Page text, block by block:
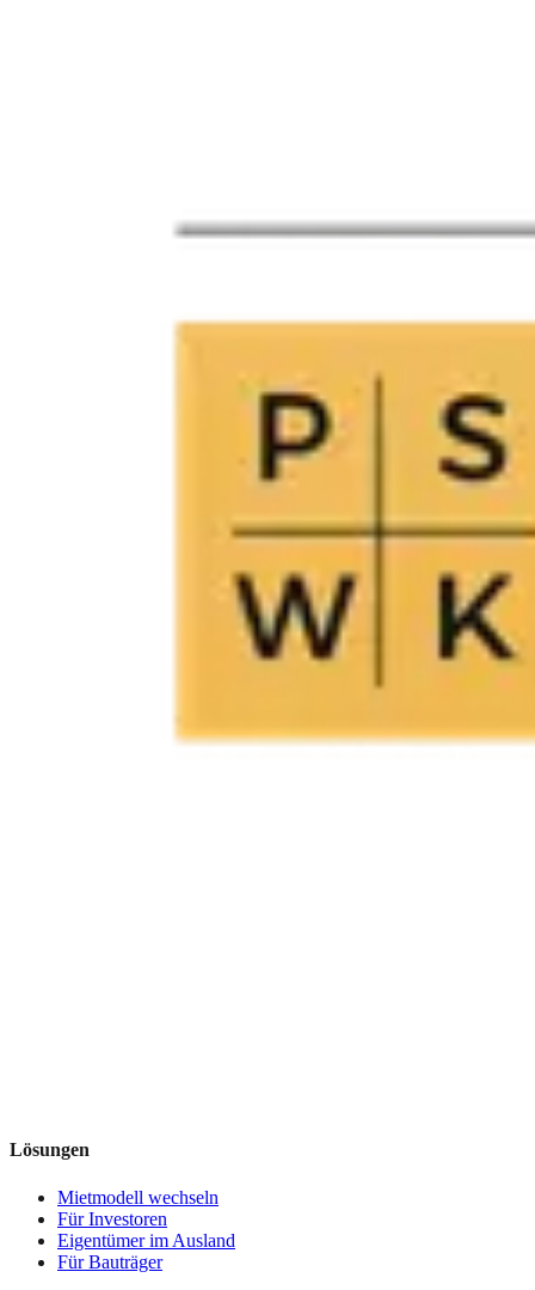
Lösungen
Mietmodell wechseln
Für Investoren
Eigentümer im Ausland
Für Bauträger